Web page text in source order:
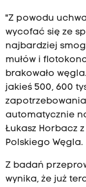
"Z powodu
wycofać się ze
najbardziej
mułów i
brakowało
jakieś 500, 600
automatycznie
Łukasz Horbacz
Polskiego Węgla.
Z badań
wynika, że już